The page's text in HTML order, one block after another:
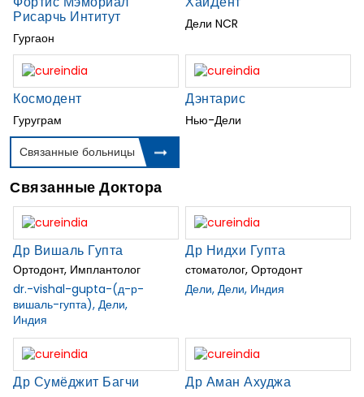
Рисарчь Интитут
Гургаон
Дели NCR
Космодент
Гуруграм
Дэнтарис
Нью-Дели
Связанные больницы
Связанные Доктора
Др Вишаль Гупта
Ортодонт, Имплантолог
dr.-vishal-gupta-(д-р-
вишаль-гупта), Дели,
Индия
Др Нидхи Гупта
стоматолог, Ортодонт
Дели, Дели, Индия
Др Сумёджит Багчи Др Аман Ахуджа